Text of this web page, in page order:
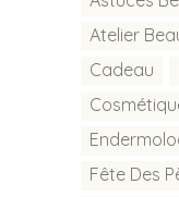
Atelier
Cadeau
Fête Des